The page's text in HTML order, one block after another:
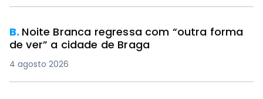
B. Noite Branca regressa com “outra forma
de ver” a cidade de Braga
4 agosto 2026